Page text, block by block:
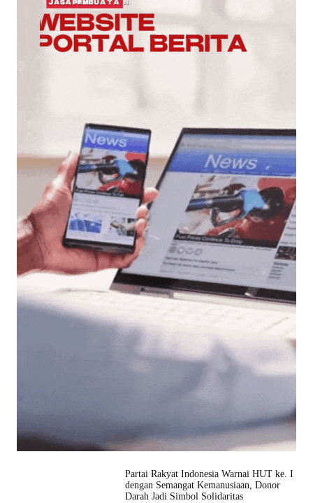
Partai Rakyat Indonesia Warnai HUT ke. I
dengan Semangat Kemanusiaan, Donor
Darah Jadi Simbol Solidaritas